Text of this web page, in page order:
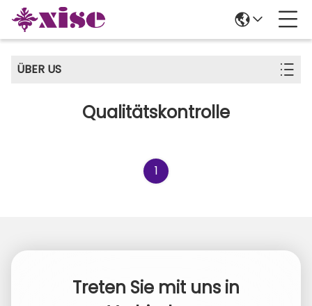
ÜBER US
Qualitätskontrolle
1
Treten Sie mit uns in